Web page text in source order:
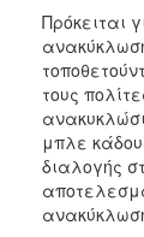
Πρόκειται
τους
μπλε
διαλογής